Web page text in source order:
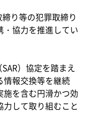
り等の犯罪取締り
・協力を推進してい
）協定を踏まえ
情報交換等を継続
施を含む円滑かつ効
して取り組むこと